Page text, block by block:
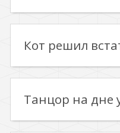
Кот решил
Танцор на дне